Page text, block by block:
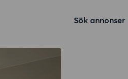
Sök annonser